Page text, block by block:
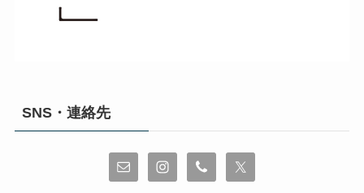
SNS・連絡先